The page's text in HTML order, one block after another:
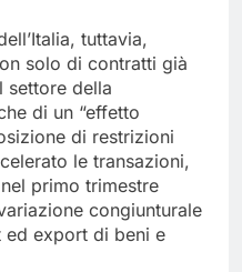
tuttavia,
solo di contratti già
settore della
di un “effetto
di restrizioni
le transazioni,
primo trimestre
congiunturale
ed export di beni e